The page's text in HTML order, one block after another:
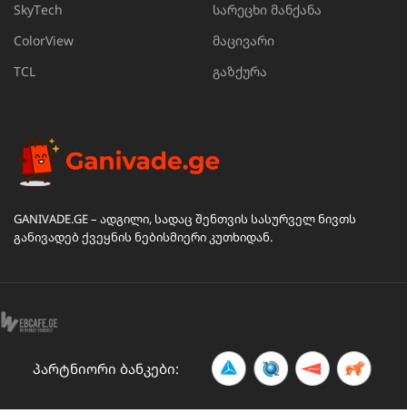
SkyTech
ColorView
TCL
სარეცხი მანქანა
მაცივარი
გაზქურა
GANIVADE.GE – ადგილი, სადაც შენთვის სასურველ ნივთს
განივადებ ქვეყნის ნებისმიერი კუთხიდან.
პარტნიორი ბანკები: